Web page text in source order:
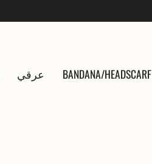
عرقي BANDANA/HEADSCARF